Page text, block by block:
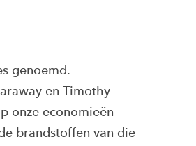
genoemd.
en Timothy
onze economieën
brandstoffen van die